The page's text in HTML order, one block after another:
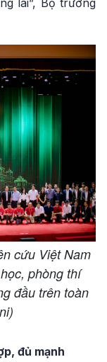
lai”, Bộ trưởng
cứu Việt Nam
phòng thí
đầu trên toàn
đủ mạnh